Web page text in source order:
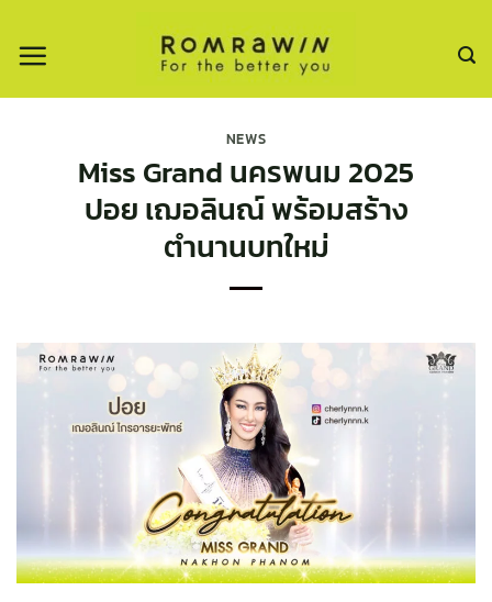
NEWS
Miss Grand นครพนม 2025
ปอย เฌอลินณ์ พร้อมสร้าง
ตำนานบทใหม่